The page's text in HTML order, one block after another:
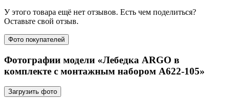
У этого товара ещё нет отзывов. Есть чем поделиться?
Оставьте свой отзыв.
Фото покупателей
Фотографии модели «Лебедка ARGO в
комплекте с монтажным набором А622-105»
Загрузить фото